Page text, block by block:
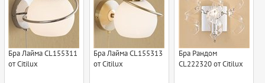
Бра Лайма CL155311
от Citilux
Бра Лайма CL155313
от Citilux
Бра Рандом
CL222320 от Citilux